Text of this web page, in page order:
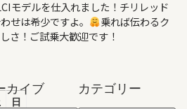
モデルを仕入れました！チリレッド
せは希少ですよ。
乗れば伝わるク
さ！ご試乗大歓迎です！
日
カイブ カテゴリー